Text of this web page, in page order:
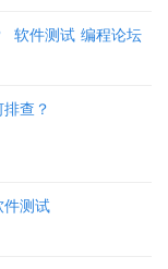
软件测试 编程论坛
查？
件测试